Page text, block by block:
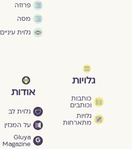
פרוזה
מסה
גלוית עיניים
גלויות
כותבות
וכותבים
גלויות
מתארחות
אודות
גלוית לב
על המגזין
Gluya
Magazine